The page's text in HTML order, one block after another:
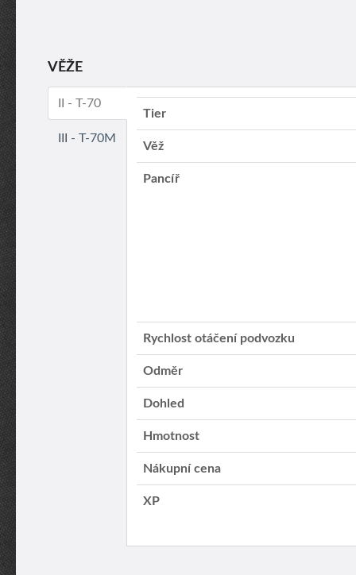
VĚŽE
II - T-70
III - T-70M
Tier
Věž
Pancíř
Rychlost otáčení podvozku
Odměr
Dohled
Hmotnost
Nákupní cena
XP